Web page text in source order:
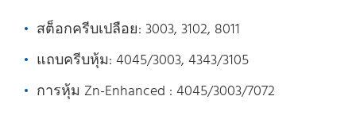
สต็อกครีบเปลือย: 3003, 3102, 8011
แถบครีบหุ้ม: 4045/3003, 4343/3105
การหุ้ม Zn-Enhanced : 4045/3003/7072